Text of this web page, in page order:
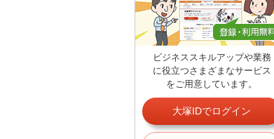
ビジネススキルアップや業務
に役立つさまざまなサービス
をご用意しています。
大塚IDでログイン